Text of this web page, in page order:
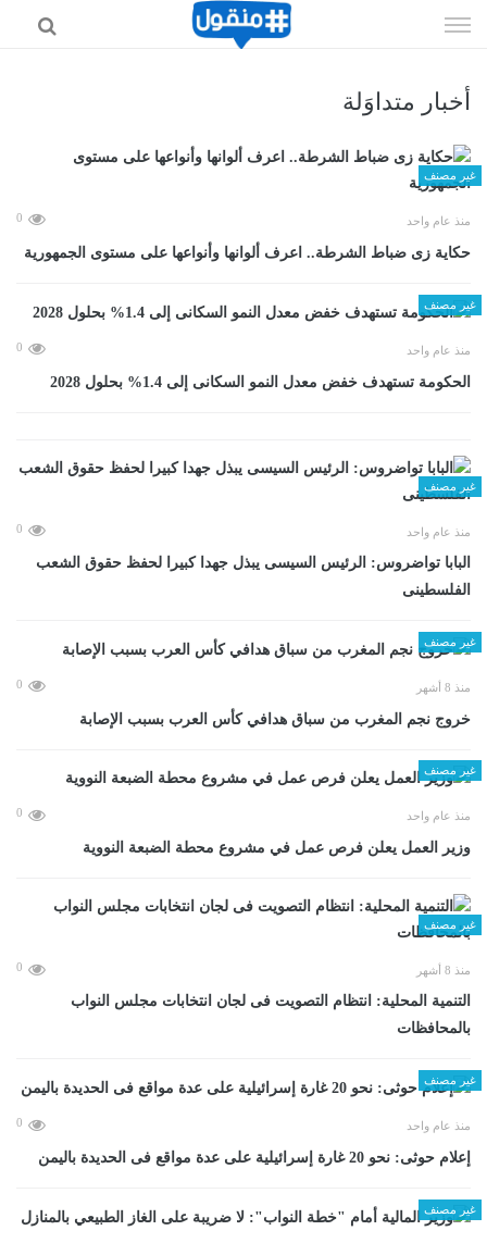
الى
أخبار متداوَلة
غير مصنف
منذ عام واحد 0
حكاية زى ضباط الشرطة.. اعرف ألوانها وأنواعها على مستوى الجمهورية
غير مصنف
منذ عام واحد 0
الحكومة تستهدف خفض معدل النمو السكانى إلى 1.4% بحلول 2028
غير مصنف
منذ عام واحد 0
البابا تواضروس: الرئيس السيسى يبذل جهدا كبيرا لحفظ حقوق الشعب
الفلسطينى
غير مصنف
منذ 8 أشهر 0
خروج نجم المغرب من سباق هدافي كأس العرب بسبب الإصابة
غير مصنف
منذ عام واحد 0
وزير العمل يعلن فرص عمل في مشروع محطة الضبعة النووية
غير مصنف
منذ 8 أشهر 0
التنمية المحلية: انتظام التصويت فى لجان انتخابات مجلس النواب
بالمحافظات
غير مصنف
منذ عام واحد 0
إعلام حوثى: نحو 20 غارة إسرائيلية على عدة مواقع فى الحديدة باليمن
غير مصنف